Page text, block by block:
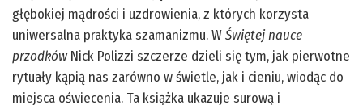
głębokiej mądrości i uzdrowienia, z których korzysta
uniwersalna praktyka szamanizmu. WŚwiętej nauce
przodkówNick Polizzi szczerze dzieli się tym, jak pierwotne
rytuały kąpią nas zarówno w świetle, jak i cieniu, wiodąc do
miejsca oświecenia. Ta książka ukazuje surową i